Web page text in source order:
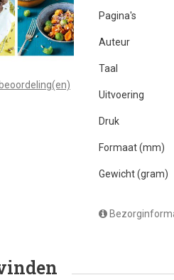
Pagina's
Auteur
Taal
Uitvoering
Druk
Formaat (mm)
Gewicht (gram)